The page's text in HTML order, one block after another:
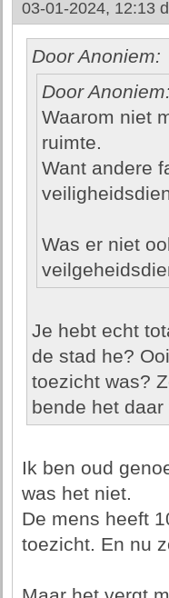
03-01-2024, 12:13
Door Anoniem:
Door Anoniem:
Waarom niet
ruimte.
Want andere
Was er niet
Je hebt echt
de stad he?
toezicht was?
bende het daar
Ik ben oud
was het niet.
De mens heeft
toezicht. En nu